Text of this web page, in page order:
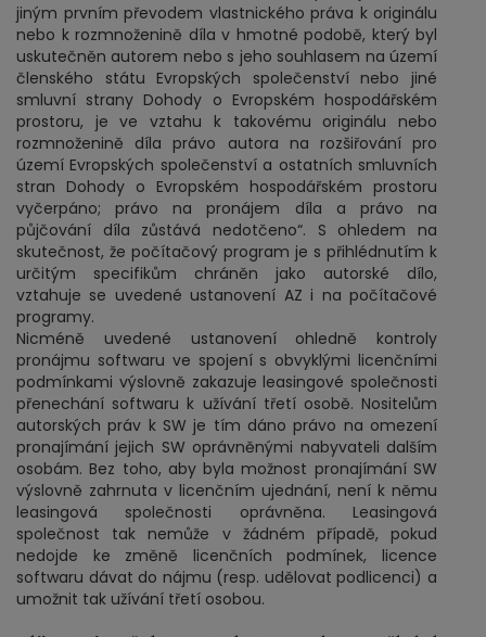
jiným prvním převodem vlastnického práva k originálu
nebo k rozmnoženině díla v hmotné podobě, který byl
uskutečněn autorem nebo s jeho souhlasem na území
členského státu Evropských společenství nebo jiné
smluvní strany Dohody o Evropském hospodářském
prostoru, je ve vztahu k takovému originálu nebo
rozmnoženině díla právo autora na rozšiřování pro
území Evropských společenství a ostatních smluvních
stran Dohody o Evropském hospodářském prostoru
vyčerpáno; právo na pronájem díla a právo na
půjčování díla zůstává nedotčeno“. S ohledem na
skutečnost, že počítačový program je s přihlédnutím k
určitým specifikům chráněn jako autorské dílo,
vztahuje se uvedené ustanovení AZ i na počítačové
programy.
Nicméně uvedené ustanovení ohledně kontroly
pronájmu softwaru ve spojení s obvyklými licenčními
podmínkami výslovně zakazuje leasingové společnosti
přenechání softwaru k užívání třetí osobě. Nositelům
autorských práv k SW je tím dáno právo na omezení
pronajímání jejich SW oprávněnými nabyvateli dalším
osobám. Bez toho, aby byla možnost pronajímání SW
výslovně zahrnuta v licenčním ujednání, není k němu
leasingová společnosti oprávněna. Leasingová
společnost tak nemůže v žádném případě, pokud
nedojde ke změně licenčních podmínek, licence
softwaru dávat do nájmu (resp. udělovat podlicenci) a
umožnit tak užívání třetí osobou.